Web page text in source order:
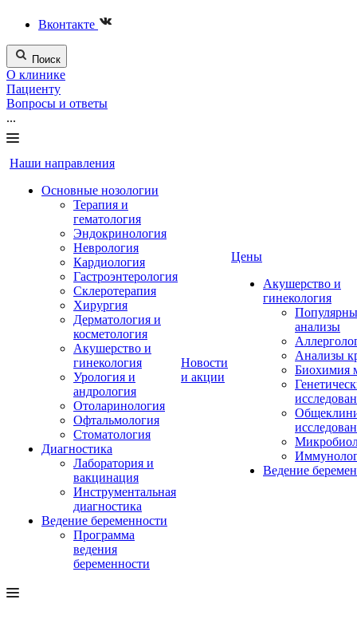
Вконтакте
Поиск
О клинике
Пациенту
Вопросы и ответы
...
Наши направления
Основные нозологии
Терапия и
гематология
Эндокринология
Неврология
Кардиология
Гастроэнтерология
Склеротерапия
Хирургия
Дерматология и
косметология
Акушерство и
гинекология
Урология и
андрология
Отоларинология
Офтальмология
Стоматология
Диагностика
Лаборатория и
вакцинация
Инструментальная
диагностика
Ведение беременности
Программа
ведения
беременности
Новости
и акции
Цены
Акушерство и
гинекология
анализы
Анализы
Биохимия
Ведение